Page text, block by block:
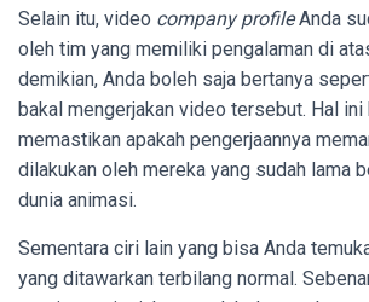
Selain itu, video company profileAnda
oleh tim yang memiliki pengalaman di
demikian, Anda boleh saja bertanya
bakal mengerjakan video tersebut. Hal ini
memastikan apakah pengerjaannya
dilakukan oleh mereka yang sudah lama
dunia animasi.
Sementara ciri lain yang bisa Anda
yang ditawarkan terbilang normal.